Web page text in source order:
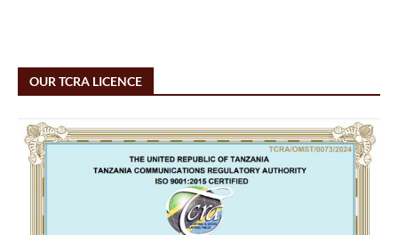
OUR TCRA LICENCE